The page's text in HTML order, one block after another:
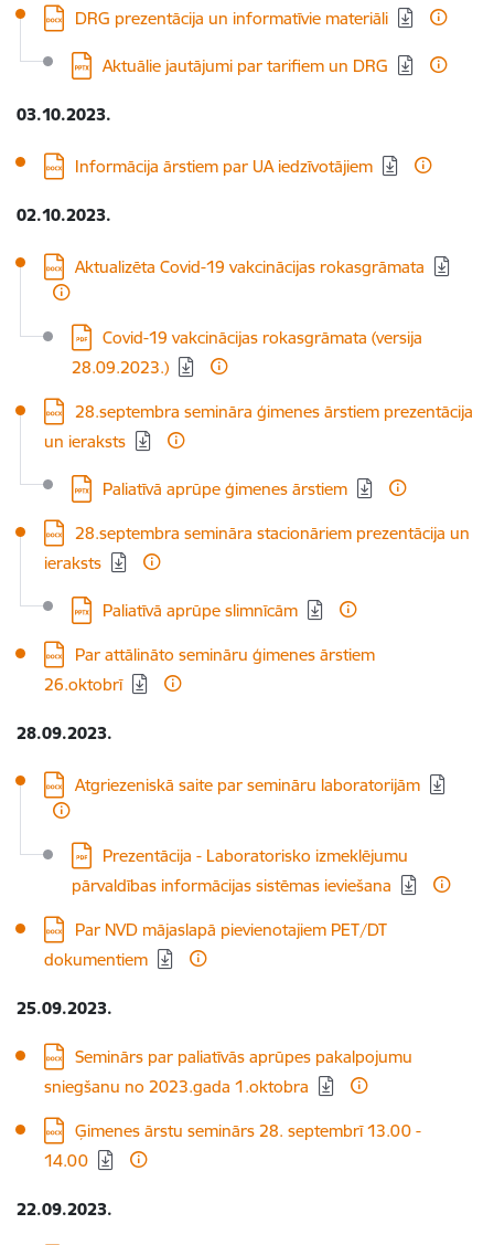
Lejupielādēt:
DRG prezentācija un informatīvie materiāli
Lejupielādēt:
Aktuālie jautājumi par tarifiem un DRG
03.10.2023.
Lejupielādēt:
Informācija ārstiem par UA iedzīvotājiem
02.10.2023.
Lejupielādēt:
Aktualizēta Covid-19 vakcinācijas rokasgrāmata
Lejupielādēt:
Covid-19 vakcinācijas rokasgrāmata (versija
28.09.2023.)
Lejupielādēt:
28.septembra semināra ģimenes ārstiem prezentācija
un ieraksts
Lejupielādēt:
Paliatīvā aprūpe ģimenes ārstiem
Lejupielādēt:
28.septembra semināra stacionāriem prezentācija un
ieraksts
Lejupielādēt:
Paliatīvā aprūpe slimnīcām
Lejupielādēt:
Par attālināto semināru ģimenes ārstiem
26.oktobrī
28.09.2023.
Lejupielādēt:
Atgriezeniskā saite par semināru laboratorijām
Lejupielādēt:
Prezentācija - Laboratorisko izmeklējumu
pārvaldības informācijas sistēmas ieviešana
Lejupielādēt:
Par NVD mājaslapā pievienotajiem PET/DT
dokumentiem
25.09.2023.
Lejupielādēt:
Seminārs par paliatīvās aprūpes pakalpojumu
sniegšanu no 2023.gada 1.oktobra
Lejupielādēt:
Ģimenes ārstu seminārs 28. septembrī 13.00 -
14.00
22.09.2023.